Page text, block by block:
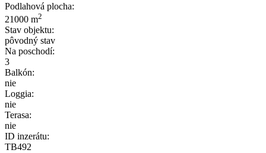
Podlahová plocha:
21000 m2
Stav objektu:
pôvodný stav
Na poschodí:
3
Balkón:
nie
Loggia:
nie
Terasa:
nie
ID inzerátu:
TB492